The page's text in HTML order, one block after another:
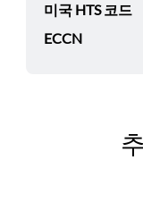
미국 HTS 코드
ECCN